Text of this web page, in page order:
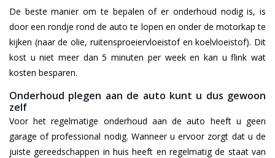
De beste manier om te bepalen of er onderhoud nodig is, is
door een rondje rond de auto te lopen en onder de motorkap te
kijken (naar de olie, ruitensproeiervloeistof en koelvloeistof). Dit
kost u niet meer dan 5 minuten per week en kan u flink wat
kosten besparen.
Onderhoud plegen aan de auto kunt u dus gewoon
zelf
Voor het regelmatige onderhoud aan de auto heeft u geen
garage of professional nodig. Wanneer u ervoor zorgt dat u de
juiste gereedschappen in huis heeft en regelmatig de staat van